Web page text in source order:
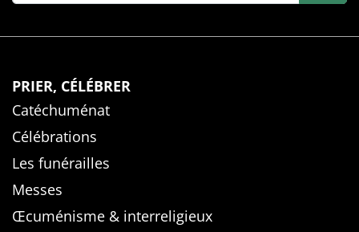
PRIER, CÉLÉBRER
Catéchuménat
Célébrations
Les funérailles
Messes
Œcuménisme & interreligieux